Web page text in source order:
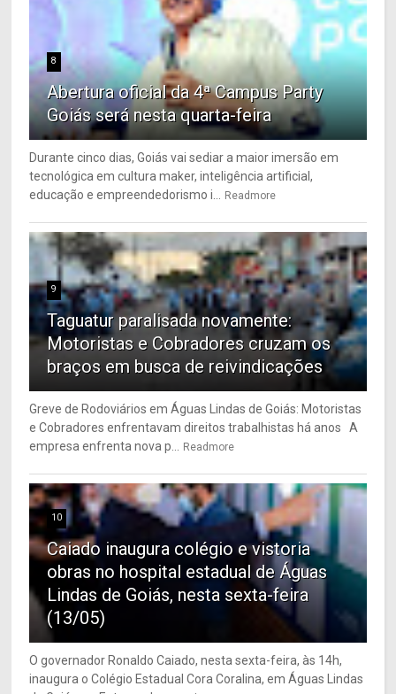
8
Abertura oficial da 4ª Campus Party
Goiás será nesta quarta-feira
Durante cinco dias, Goiás vai sediar a maior imersão em
tecnológica em cultura maker, inteligência artificial,
educação e empreendedorismo i... Readmore
9
Taguatur paralisada novamente:
Motoristas e Cobradores cruzam os
braços em busca de reivindicações
Greve de Rodoviários em Águas Lindas de Goiás: Motoristas
e Cobradores enfrentavam direitos trabalhistas há anos A
empresa enfrenta nova p... Readmore
10
Caiado inaugura colégio e vistoria
obras no hospital estadual de Águas
Lindas de Goiás, nesta sexta-feira
(13/05)
O governador Ronaldo Caiado, nesta sexta-feira, às 14h,
inaugura o Colégio Estadual Cora Coralina, em Águas Lindas